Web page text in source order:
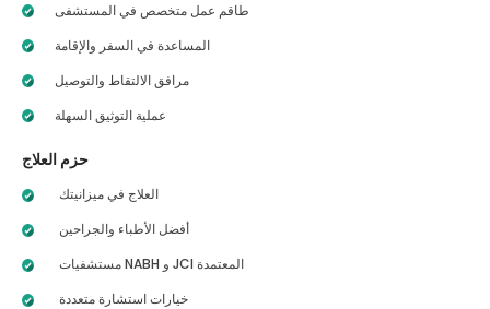
طاقم عمل متخصص في المستشفى
المساعدة في السفر والإقامة
مرافق الالتقاط والتوصيل
عملية التوثيق السهلة
حزم العلاج
العلاج في ميزانيتك
أفضل الأطباء والجراحين
مستشفيات NABH و JCI المعتمدة
خيارات استشارة متعددة